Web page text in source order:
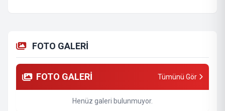
FOTO GALERİ
FOTO GALERİ Tümünü Gör
Henüz galeri bulunmuyor.